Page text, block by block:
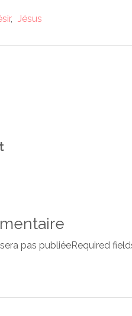
, Jésus
pas publiéeRequired